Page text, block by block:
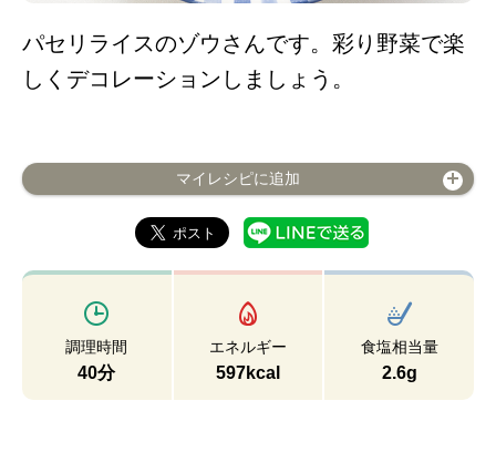
パセリライスのゾウさんです。彩り野菜で楽
しくデコレーションしましょう。
マイレシピに追加
調理時間
40分
エネルギー
597kcal
食塩相当量
2.6g